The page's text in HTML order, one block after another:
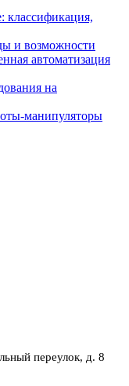
классификация,
и возможности
автоматизация
на
манипуляторы
переулок, д. 8